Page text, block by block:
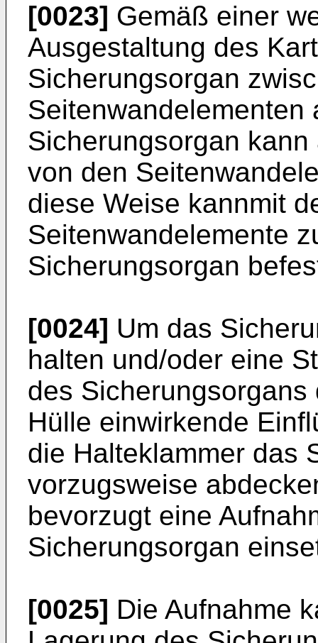
[0023] Gemäß einer
Ausgestaltung des
Sicherungsorgan
Seitenwandelementen
Sicherungsorgan
von den
diese Weise kannmit
Seitenwandelemente
Sicherungsorgan
[0024] Um das
halten und/oder eine
des
Hülle einwirkende
die Halteklammer das
vorzugsweise
bevorzugt eine
Sicherungsorgan
[0025] Die Aufnahme